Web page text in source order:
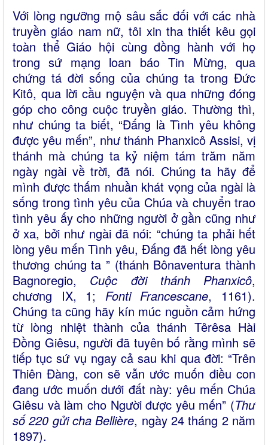
Với lòng ngưỡng mộ sâu sắc đối với các nhà
truyền giáo nam nữ, tôi xin tha thiết kêu gọi
toàn thể Giáo hội cùng đồng hành với họ
trong sứ mạng loan báo Tin Mừng, qua
chứng tá đời sống của chúng ta trong Đức
Kitô, qua lời cầu nguyện và qua những đóng
góp cho công cuộc truyền giáo. Thường thì,
như chúng ta biết, “Đấng là Tình yêu không
được yêu mến”, như thánh Phanxicô Assisi, vị
thánh mà chúng ta kỷ niệm tám trăm năm
ngày ngài về trời, đã nói. Chúng ta hãy để
mình được thấm nhuần khát vọng của ngài là
sống trong tình yêu của Chúa và chuyển trao
tình yêu ấy cho những người ở gần cũng như
ở xa, bởi như ngài đã nói: “chúng ta phải hết
lòng yêu mến Tình yêu, Đấng đã hết lòng yêu
thương chúng ta ” (thánh Bônaventura thành
Bagnoregio, Cuộc đời thánh Phanxicô,
chương IX, 1; Fonti Francescane, 1161).
Chúng ta cũng hãy kín múc nguồn cảm hứng
từ lòng nhiệt thành của thánh Têrêsa Hài
Đồng Giêsu, người đã tuyên bố rằng mình sẽ
tiếp tục sứ vụ ngay cả sau khi qua đời: “Trên
Thiên Đàng, con sẽ vẫn ước muốn điều con
đang ước muốn dưới đất này: yêu mến Chúa
Giêsu và làm cho Người được yêu mến” (Thư
số 220 gửi cha Bellière, ngày 24 tháng 2 năm
1897).